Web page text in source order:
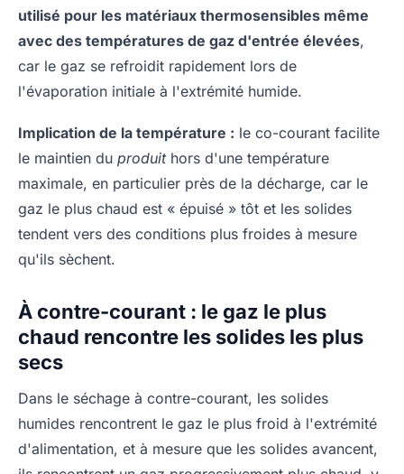
utilisé pour les matériaux thermosensibles même
avec des températures de gaz d'entrée élevées,
car le gaz se refroidit rapidement lors de
l'évaporation initiale à l'extrémité humide.
Implication de la température : le co-courant facilite
le maintien du produithors d'une température
maximale, en particulier près de la décharge, car le
gaz le plus chaud est « épuisé » tôt et les solides
tendent vers des conditions plus froides à mesure
qu'ils sèchent.
À contre-courant : le gaz le plus
chaud rencontre les solides les plus
secs
Dans le séchage à contre-courant, les solides
humides rencontrent le gaz le plus froid à l'extrémité
d'alimentation, et à mesure que les solides avancent,